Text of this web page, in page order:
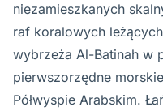
niezamieszkanych
raf koralowych
wybrzeża Al-Batinah w
pierwszorzędne
Półwyspie Arabskim.